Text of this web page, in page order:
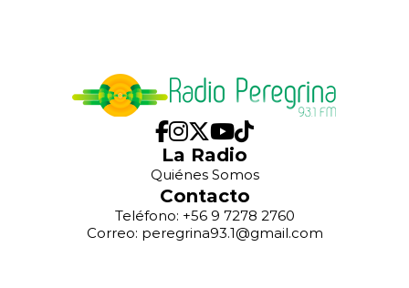
La Radio
Quiénes Somos
Contacto
Teléfono: +56 9 7278 2760
Correo: peregrina93.1@gmail.com